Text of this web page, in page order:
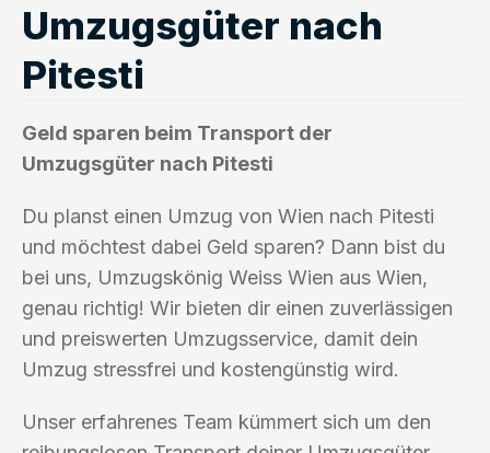
Umzugsgüter nach
Pitesti
Geld sparen beim Transport der
Umzugsgüter nach Pitesti
Du planst einen Umzug von Wien nach Pitesti
und möchtest dabei Geld sparen? Dann bist du
bei uns, Umzugskönig Weiss Wien aus Wien,
genau richtig! Wir bieten dir einen zuverlässigen
und preiswerten Umzugsservice, damit dein
Umzug stressfrei und kostengünstig wird.
Unser erfahrenes Team kümmert sich um den